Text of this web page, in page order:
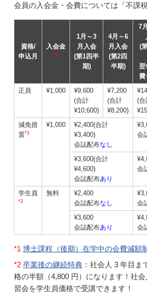
会員の入会金・会費については「不課
資格/
申込月
入会金
*3
1月～3
月入会
(第1四半
期)
4月～6
月入会
(第2四
半期)
7
(
翌
費
正員
¥1,000
¥9,600
(合計
¥10,600)
¥7,200
(合計
¥8,200)
(合
減免措
置*1
¥1,000
¥2,400(合計
¥3,400)
会誌配布なし
会
¥3,600(合計
¥4,600)
会誌配布あり
会
学生員
*2
無料
¥2,400
会誌配布なし
会
¥3,600
会誌配布あり
会
*1 博士課程（後期）在学中の会費減額
*2 卒業後の継続特典 ：社会人 3 年目ま
格の半額（4,800 円）になります！社
習会を学生員価格で受講できます！